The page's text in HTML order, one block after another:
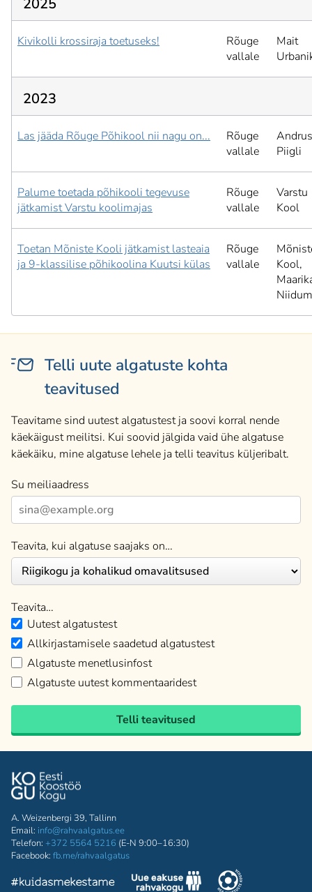
2025
Kivikolli krossiraja toetuseks!
Rõuge
vallale
Mait
2023
Las jääda Rõuge Põhikool nii nagu on...
Rõuge
vallale
Andrus
Piigli
Palume toetada põhikooli tegevuse
jätkamist Varstu koolimajas
Rõuge
vallale
Varstu
Kool
Toetan Mõniste Kooli jätkamist lasteaia
ja 9-klassilise põhikoolina Kuutsi külas
Rõuge
vallale
Kool,
Telli uute algatuste kohta
teavitused
Teavitame sind uutest algatustest ja soovi korral nende
käekäigust meilitsi. Kui soovid jälgida vaid ühe algatuse
käekäiku, mine algatuse lehele ja telli teavitus küljeribalt.
Su meiliaadress
Teavita, kui algatuse saajaks on…
Teavita…
Uutest algatustest
Allkirjastamisele saadetud algatustest
Algatuste menetlusinfost
Algatuste uutest kommentaaridest
Telli teavitused
A. Weizenbergi 39, Tallinn
Email: info@rahvaalgatus.ee
Telefon: +372 5564 5216 (E-N 9:00–16:30)
Facebook: fb.me/rahvaalgatus